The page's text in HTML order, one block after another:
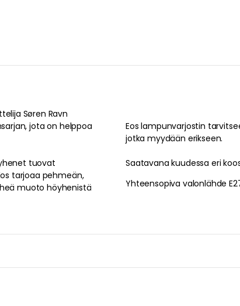
Søren Ravn
jota on helppoa
tuovat
tarjoaa pehmeän,
muoto höyhenistä
Eos lampunvarjostin
jotka myydään erikseen.
Saatavana kuudessa eri
Yhteensopiva valonlähde